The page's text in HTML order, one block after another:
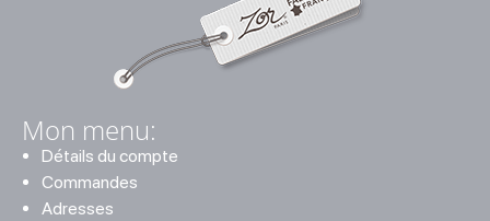
Mon menu:
Détails du compte
Commandes
Adresses